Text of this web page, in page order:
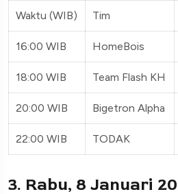
Waktu (WIB) Tim
16:00 WIB HomeBois
18:00 WIB Team Flash KH
20:00 WIB Bigetron Alpha
22:00 WIB TODAK
3. Rabu, 8 Januari